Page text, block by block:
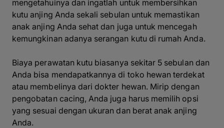
mengetahuinya dan ingatlah untuk membersihkan
kutu anjing Anda sekali sebulan untuk memastikan
anak anjing Anda sehat dan juga untuk mencegah
kemungkinan adanya serangan kutu di rumah Anda.
Biaya perawatan kutu biasanya sekitar 5 sebulan dan
Anda bisa mendapatkannya di toko hewan terdekat
atau membelinya dari dokter hewan. Mirip dengan
pengobatan cacing, Anda juga harus memilih opsi
yang sesuai dengan ukuran dan berat anak anjing
Anda.